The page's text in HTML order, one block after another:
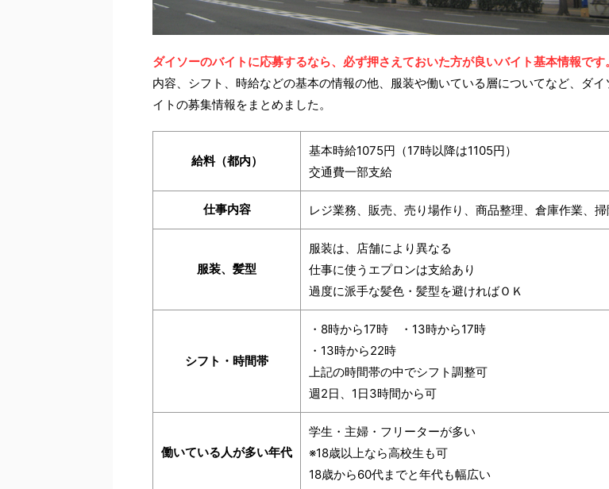
ダイソーのバイトに応募するなら、必ず押さえておいた方が良いバイト基本情報です。
内容、シフト、時給などの基本の情報の他、服装や働いている層についてなど、ダイ
イトの募集情報をまとめました。
給料（都内）
基本時給1075円（17時以降は1105円）
交通費一部支給
仕事内容 レジ業務、販売、売り場作り、商品整理、倉庫作業、
服装、髪型
服装は、店舗により異なる
仕事に使うエプロンは支給あり
過度に派手な髪色・髪型を避ければＯＫ
シフト・時間帯
・8時から17時 ・13時から17時
・13時から22時
上記の時間帯の中でシフト調整可
週2日、1日3時間から可
働いている人が多い年代
学生・主婦・フリーターが多い
※18歳以上なら高校生も可
18歳から60代までと年代も幅広い